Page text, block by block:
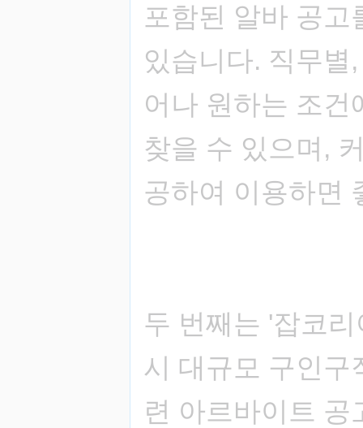
포함된 알바 공
있습니다. 직무별
어나 원하는 조건
찾을 수 있으며,
공하여 이용하면
두 번째는 '잡코
시 대규모 구인구
련 아르바이트